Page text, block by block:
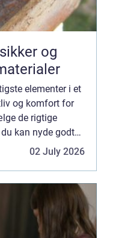
og
elementer i et
og komfort for
de rigtige
kan nyde godt
blogindl...
02 July 2026